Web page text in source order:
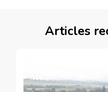
Articles